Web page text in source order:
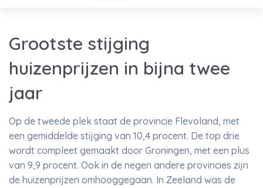
Grootste stijging
huizenprijzen in bijna twee
jaar
Op de tweede plek staat de provincie Flevoland, met
een gemiddelde stijging van 10,4 procent. De top drie
wordt compleet gemaakt door Groningen, met een plus
van 9,9 procent. Ook in de negen andere provincies zijn
de huizenprijzen omhooggegaan. In Zeeland was de